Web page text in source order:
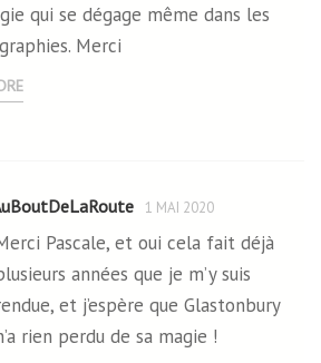
qui se dégage même dans les
Merci
1 MAI 2020
Pascale, et oui cela fait déjà
années que je m’y suis
et j’espère que Glastonbury
rien perdu de sa magie !